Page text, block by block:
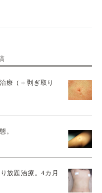
療（＋剥ぎ取り
。
放題治療。4カ月